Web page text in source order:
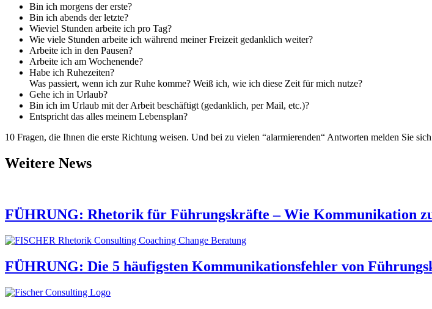
Bin ich morgens der erste?
Bin ich abends der letzte?
Wieviel Stunden arbeite ich pro Tag?
Wie viele Stunden arbeite ich während meiner Freizeit gedanklich weiter?
Arbeite ich in den Pausen?
Arbeite ich am Wochenende?
Habe ich Ruhezeiten?
Was passiert, wenn ich zur Ruhe komme? Weiß ich, wie ich diese Zeit für mich nutze?
Gehe ich in Urlaub?
Bin ich im Urlaub mit der Arbeit beschäftigt (gedanklich, per Mail, etc.)?
Entspricht das alles meinem Lebensplan?
10 Fragen, die Ihnen die erste Richtung weisen. Und bei zu vielen “alarmierenden“ Antworten melden Sie
Weitere News
FÜHRUNG: Rhetorik für Führungskräfte – Wie Kommunikation
FÜHRUNG: Die 5 häufigsten Kommunikationsfehler von